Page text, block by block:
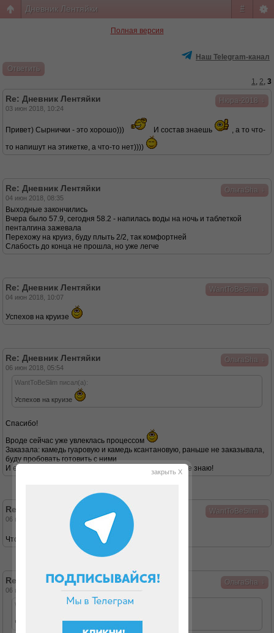
#
Дневник Лентяйки
Полная версия
Наш Telegram-канал
Ответить
1, 2, 3
Нюра-2018
Re: Дневник Лентяйки
03 июн 2018, 10:24
Привет) Сырнички - это хорошо))) И состав знаешь
, а то что-
то напишут на этикетке, а что-то нет))))
ОльгаSha
Re: Дневник Лентяйки
04 июн 2018, 08:35
Выходные закончились
Вчера было 57.9, сегодня 58.2 - напилась воды на ночь и таблеткой
пенталгина зажевала
Перехожу на круиз, буду плыть 2/2, так комфортней
Слабость до конца не прошла, но уже легче
WantToBeSlim
Re: Дневник Лентяйки
04 июн 2018, 10:07
Успехов на круизе
ОльгаSha
Re: Дневник Лентяйки
06 июн 2018, 05:54
WantToBeSlim писал(а):
Успехов на круизе
Спасибо!
Вроде сейчас уже увлеклась процессом
Заказала: камедь гуаровую и камедь ксантановую, раньше не заказывала,
буду пробовать готовить с ними
И ещё заказала «белок пастеризованный». Зачем не знаю!
WantToBeSlim
Re: Дневник Лентяйки
06 июн 2018, 09:31
Чтобы был, в хозяйстве всё пригодится
ОльгаSha
Re: Дневник Лентяйки
06 июн 2018, 13:56
WantToBeSlim писал(а):
Чтобы был, в хозяйстве всё пригодится
закрыть X